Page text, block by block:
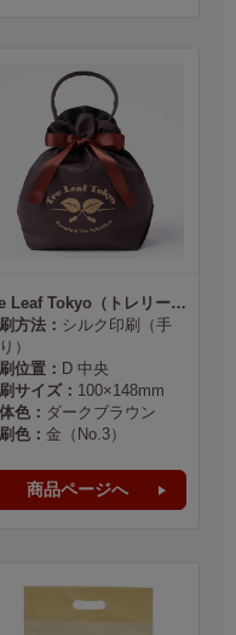
Tre Leaf Tokyo（トレリーフ東京） 様
方法： シルク印刷（手
）
位置： D 中央
サイズ： 100×148mm
色： ダークブラウン
色： 金（No.3）
商品ページへ